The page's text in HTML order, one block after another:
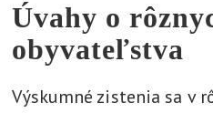
Úvahy o
obyvateľstva
Výskumné zistenia sa v